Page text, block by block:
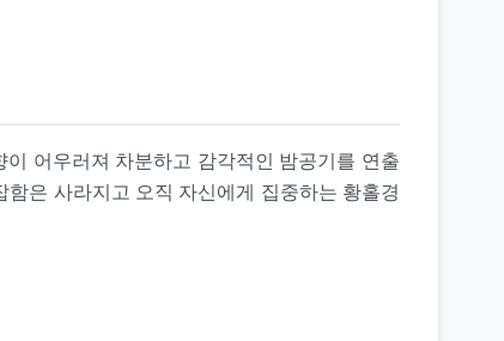
어우러져 차분하고 감각적인 밤공기를 연출
은 사라지고 오직 자신에게 집중하는 황홀경